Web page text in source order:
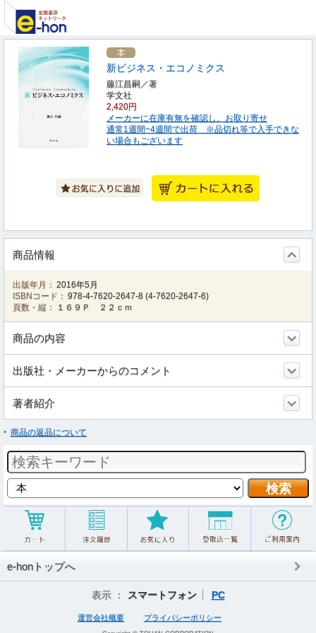
新ビジネス・エコノミクス
藤江昌嗣／著
学文社
2,420円
メーカーに在庫有無を確認し、お取り寄せ
通常1週間~4週間で出荷 ※品切れ等で入手できな
い場合もございます
商品情報
出版年月： 2016年5月
ISBNコード： 978-4-7620-2647-8 (4-7620-2647-6)
頁数・縦：
１６９Ｐ ２２ｃｍ
商品の内容
出版社・メーカーからのコメント
著者紹介
商品の返品について
e-honトップへ
表示 ： スマートフォン PC
運営会社概要 プライバシーポリシー